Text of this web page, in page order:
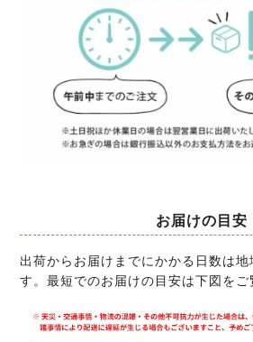
お届けの目安
出荷からお届けまでにかかる日数は地
す。最短でのお届けの目安は下図をご